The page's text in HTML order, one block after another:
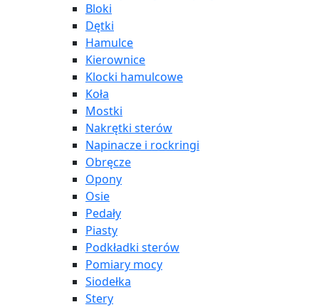
Bloki
Dętki
Hamulce
Kierownice
Klocki hamulcowe
Koła
Mostki
Nakrętki sterów
Napinacze i rockringi
Obręcze
Opony
Osie
Pedały
Piasty
Podkładki sterów
Pomiary mocy
Siodełka
Stery